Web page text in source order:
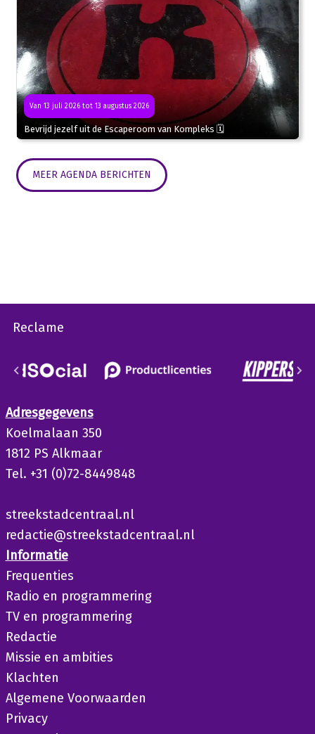
Van 13 juli 2026 tot 13 augustus 2026
Bevrijd jezelf uit de Escaperoom van Kompleks 🗓
MEER AGENDA BERICHTEN
Reclame
Adresgegevens
Koelmalaan 350
1812 PS Alkmaar
Tel. +31 (0)72-8449848
streekstadcentraal.nl
redactie@streekstadcentraal.nl
Informatie
Frequenties
Radio en programmering
TV en programmering
Redactie
Missie en ambities
Klachten
Algemene Voorwaarden
Privacy